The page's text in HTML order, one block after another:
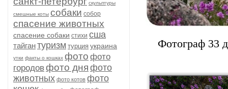
скульптуры
смешные коты собаки собор
спасение животных
спасение собаки стихи сша
тайгантуризм турция украина
утки факты о кошках фото фото
городовфото дня фото
животных фото котов фото
Фотограф 33